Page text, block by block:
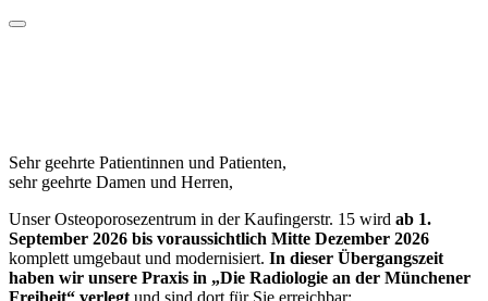
Sehr geehrte Patientinnen und Patienten,
sehr geehrte Damen und Herren,
Unser Osteoporosezentrum in der Kaufingerstr. 15 wird ab 1.
September 2026 bis voraussichtlich Mitte Dezember 2026
komplett umgebaut und modernisiert. In dieser Übergangszeit
haben wir unsere Praxis in „Die Radiologie an der Münchener